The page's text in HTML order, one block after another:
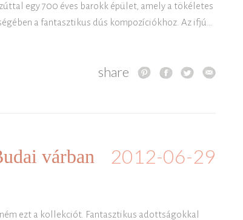
egy 700 éves barokk épület, amely a tökéletes
a fantasztikus dús kompozíciókhoz. Az ifjú…
share
várban
2012-06-29
ezt a kollekciót. Fantasztikus adottságokkal